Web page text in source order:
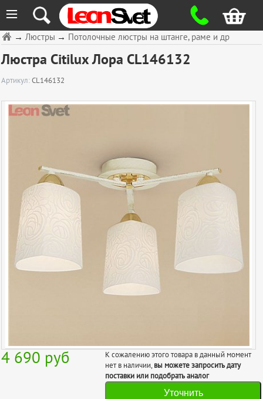
≡
→ Потолочные люстры на штанге, раме и др
→Люстры
Люстра Citilux Лора CL146132
Артикул:CL146132
4 690 руб
К сожалению этого товара в данный момент
нет в наличии,вы можете запросить дату
поставки или подобрать аналог
Уточнить